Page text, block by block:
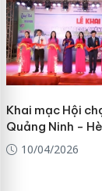
Khai mạc Hội
Quảng Ninh -
10/04/2026